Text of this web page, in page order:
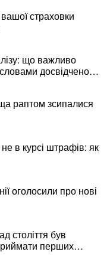
страховки
що важливо
досвідченої
раптом зсипалися
в курсі штрафів: як
оголосили про нові
століття був
перших